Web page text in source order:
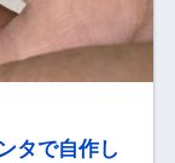
タで自作し